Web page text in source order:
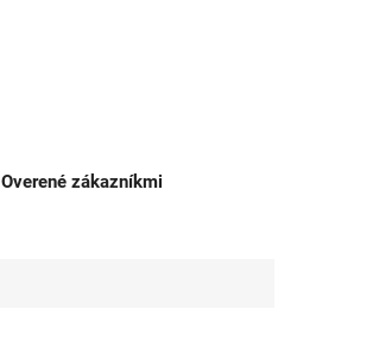
Overené zákazníkmi